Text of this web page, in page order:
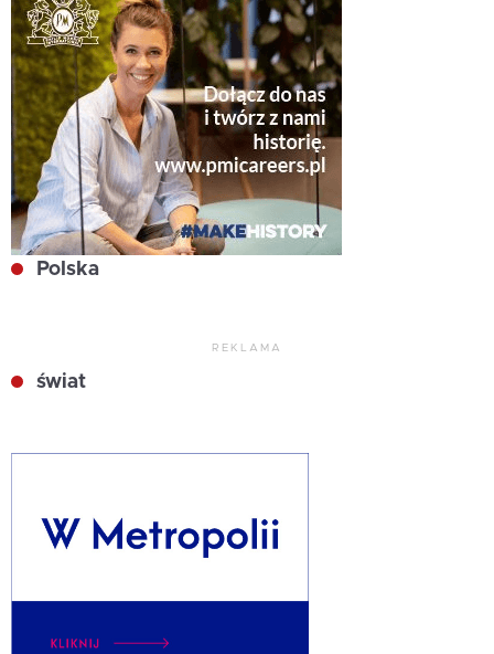
Polska
REKLAMA
świat